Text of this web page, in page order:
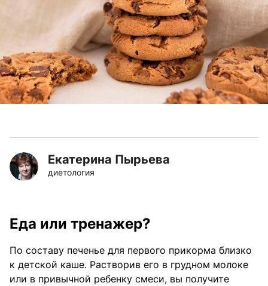
Екатерина Пырьева
диетология
Еда или тренажер?
По составу печенье для первого прикорма близко
к детской каше. Растворив его в грудном молоке
или в привычной ребенку смеси, вы получите